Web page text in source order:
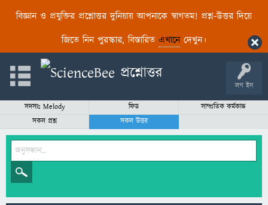
বিজ্ঞান ও প্রযুক্তির প্রশ্নোত্তর দুনিয়ায় আপনাকে স্বাগতম! প্রশ্ন-উত্তর দিয়ে
জিতে নিন পুরস্কার, বিস্তারিত এখানেদেখুন।
লগ ইন
সদস্যঃ Melody ফিড
সাম্প্রতিক কর্মকান্ড
সকল প্রশ্ন
সকল উত্তর